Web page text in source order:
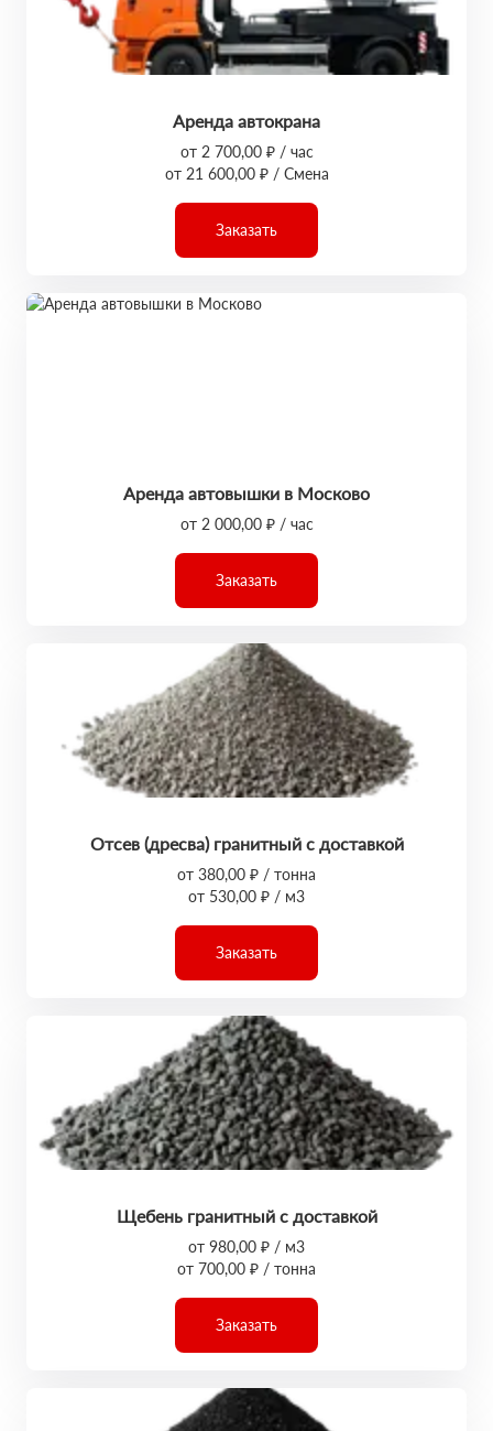
Аренда автокрана
от 2 700,00 ₽ / час
от 21 600,00 ₽ / Смена
Заказать
Аренда автовышки в Москово
от 2 000,00 ₽ / час
Заказать
Отсев (дресва) гранитный с доставкой
от 380,00 ₽ / тонна
от 530,00 ₽ / м3
Заказать
Щебень гранитный с доставкой
от 980,00 ₽ / м3
от 700,00 ₽ / тонна
Заказать